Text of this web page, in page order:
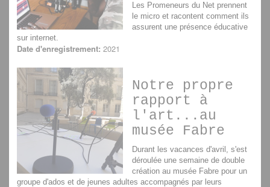
Les Promeneurs du Net prennent
le micro et racontent comment ils
assurent une présence éducative
sur internet.
Date d'enregistrement: 2021
Notre propre
rapport à
l'art...au
musée Fabre
Durant les vacances d'avril, s'est
déroulée une semaine de double
création au musée Fabre pour un
groupe d'ados et de jeunes adultes accompagnés par leurs